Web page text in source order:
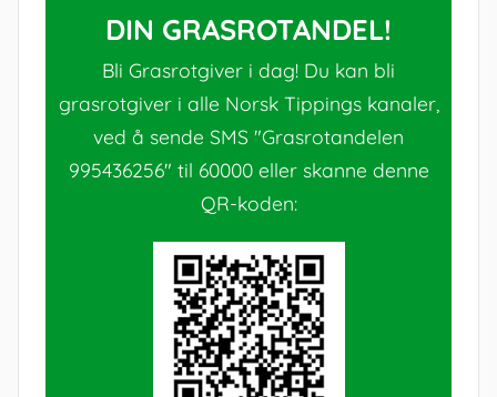
DIN GRASROTANDEL!
Bli Grasrotgiver i dag! Du kan bli
grasrotgiver i alle Norsk Tippings kanaler,
ved å sende SMS "Grasrotandelen
995436256" til 60000 eller skanne denne
QR-koden: